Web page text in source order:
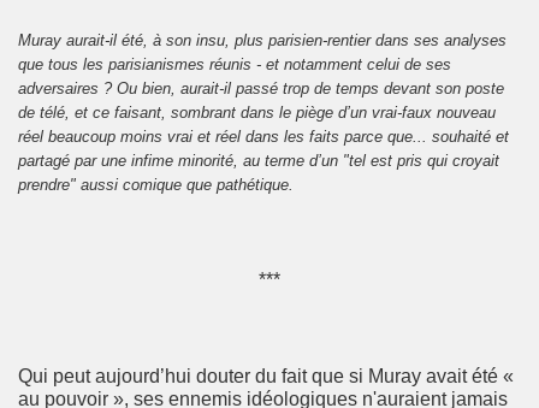
Muray aurait-il été, à son insu, plus parisien-rentier dans ses analyses
que tous les parisianismes réunis - et notamment celui de ses
adversaires ? Ou bien, aurait-il passé trop de temps devant son poste
de télé, et ce faisant, sombrant dans le piège d’un vrai-faux nouveau
réel beaucoup moins vrai et réel dans les faits parce que... souhaité et
partagé par une infime minorité, au terme d’un "tel est pris qui croyait
prendre" aussi comique que pathétique.
***
Qui peut aujourd’hui douter du fait que si Muray avait été «
au pouvoir », ses ennemis idéologiques n'auraient jamais